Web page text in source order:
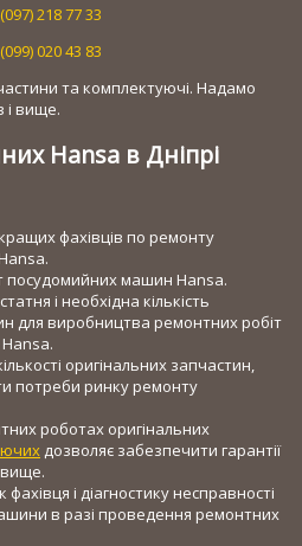
218 77 33
020 43 83
та комплектуючі. Надамо
і вище.
Hansa в Дніпрі
фахівців по ремонту
посудомийних машин Hansa.
і необхідна кількість
для виробництва ремонтних робіт
оригінальних запчастин,
потреби ринку ремонту
роботах оригінальних
дозволяє забезпечити гарантії
вище.
і діагностику несправності
в разі проведення ремонтних